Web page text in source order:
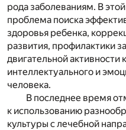
рода заболеваниям. В
проблема поиска
здоровья ребенка,
развития, профилактики
двигательной
интеллектуального и
человека.
В последнее время
к использованию
культуры с лечебной